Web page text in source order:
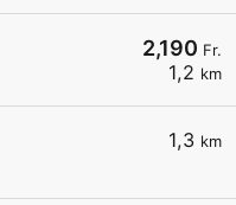
2,190 Fr.
1,2 km
1,3 km